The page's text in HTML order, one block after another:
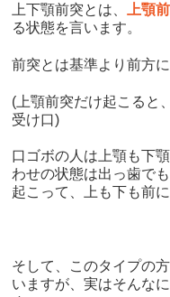
上下顎前突とは、 上顎
る状態を言います。
前突とは基準より前方
(上顎前突だけ起こると
受け口)
口ゴボの人は上顎も下
わせの状態は出っ歯で
起こって、上も下も前
そして、このタイプの
いますが、実はそんなに